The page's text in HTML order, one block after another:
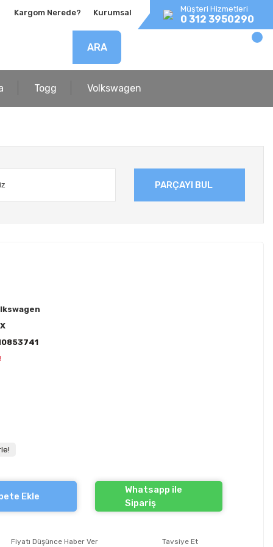
Kargom Nerede? Kurumsal Müşteri Hizmetleri
0 312 3950290
ARA
Togg Volkswagen
PARÇAYI BUL
Ekle
Whatsapp ile
Sipariş
Fiyatı Düşünce Haber Ver Tavsiye Et